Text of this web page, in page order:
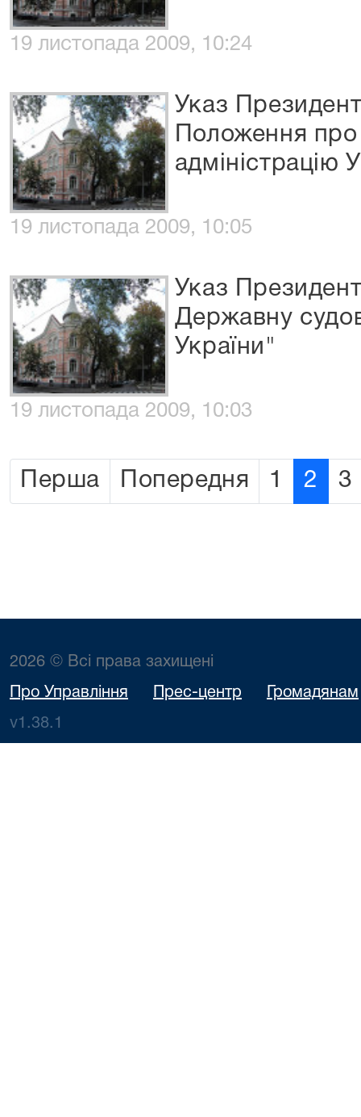
19 листопада 2009, 10:24
Указ
Положення
адміністрацію
19 листопада 2009, 10:05
Указ
Державну
України"
19 листопада 2009, 10:03
Перша Попередня 1 2 3
2026 © Всі права захищені
Про Управління Прес-центр Громадянам
v1.38.1